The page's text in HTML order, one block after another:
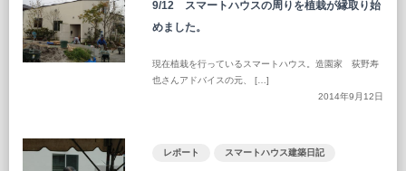
9/12 スマートハウスの周りを植栽が縁取り始
めました。
現在植栽を行っているスマートハウス。造園家 荻野寿
也さんアドバイスの元、 […]
2014年9月12日
レポート スマートハウス建築日記